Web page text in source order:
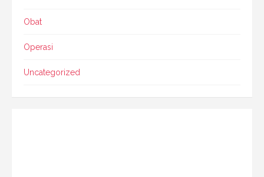
Obat
Operasi
Uncategorized